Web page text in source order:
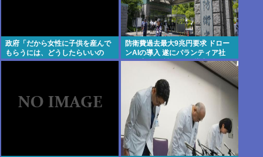
政府「だから女性に子供を産んで
もらうには、どうしたらいいの
よ;;」
防衛費過去最大9兆円要求 ドロー
ンAIの導入 遂にパランティア社
(CIA出資)の戦術OSを導入か